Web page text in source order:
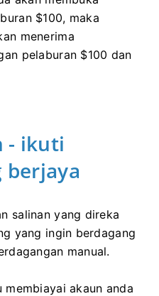
$100, maka
menerima
pelaburan $100 dan
- ikuti
berjaya
salinan yang direka
yang ingin berdagang
manual.
akaun anda